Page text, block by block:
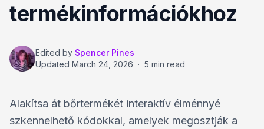
termékinformációkhoz
Edited by Spencer Pines
Updated March 24, 2026 · 5 min read
Alakítsa át bőrtermékét interaktív élménnyé
szkennelhető kódokkal, amelyek megosztják a